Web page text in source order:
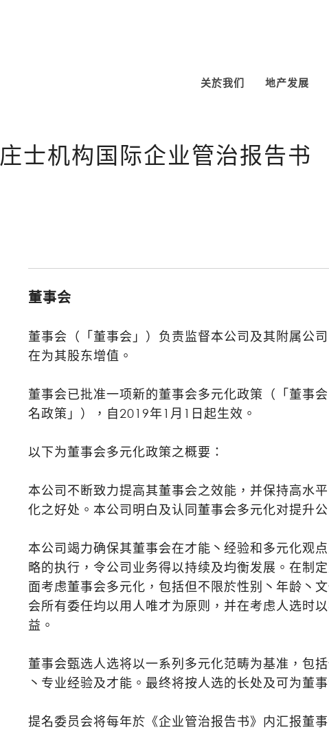
关於我们 地产发展
庄士机构国际企业管治报告书
董事会
董事会（「董事会」）负责监督本公司及其附属公
在为其股东增值。
董事会已批准一项新的董事会多元化政策（「董事
名政策」），自2019年1月1日起生效。
以下为董事会多元化政策之概要：
本公司不断致力提高其董事会之效能，并保持高水
化之好处。本公司明白及认同董事会多元化对提升
本公司竭力确保其董事会在才能丶经验和多元化观
略的执行，令公司业务得以持续及均衡发展。在制
面考虑董事会多元化，包括但不限於性别丶年龄丶
会所有委任均以用人唯才为原则，并在考虑人选时
益。
董事会甄选人选将以一系列多元化范畴为基准，包
丶专业经验及才能。最终将按人选的长处及可为董
提名委员会将每年於《企业管治报告书》内汇报董